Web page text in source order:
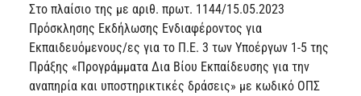
Στο πλαίσιο της με αριθ. πρωτ. 1144/15.05.2023
Πρόσκλησης Εκδήλωσης Ενδιαφέροντος για
Εκπαιδευόμενους/ες για το Π.Ε. 3 των Υποέργων 1-5 της
Πράξης «Προγράμματα Δια Βίου Εκπαίδευσης για την
αναπηρία και υποστηρικτικές δράσεις» με κωδικό ΟΠΣ